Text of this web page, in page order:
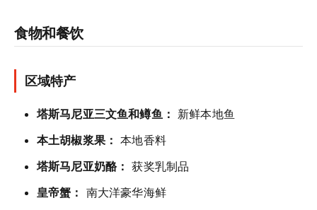
食物和餐饮
区域特产
塔斯马尼亚三文鱼和鳟鱼： 新鲜本地鱼
本土胡椒浆果： 本地香料
塔斯马尼亚奶酪： 获奖乳制品
皇帝蟹： 南大洋豪华海鲜